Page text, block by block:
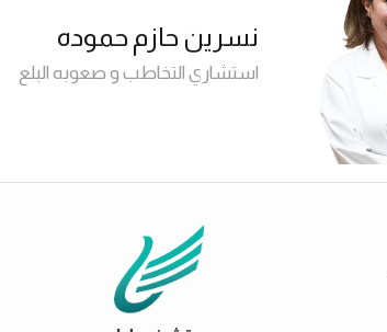
نسرين حازم حموده
استشاري التخاطب و صعوبه البلع